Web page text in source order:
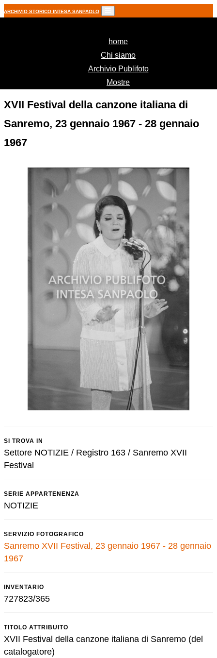
ARCHIVIO STORICO INTESA SANPAOLO
home(current)
Chi siamo
Archivio Publifoto
Mostre
XVII Festival della canzone italiana di
Sanremo, 23 gennaio 1967 - 28 gennaio
1967
SI TROVA IN
Settore NOTIZIE / Registro 163 / Sanremo XVII
Festival
SERIE APPARTENENZA
NOTIZIE
SERVIZIO FOTOGRAFICO
Sanremo XVII Festival, 23 gennaio 1967 - 28 gennaio
1967
INVENTARIO
727823/365
TITOLO ATTRIBUITO
XVII Festival della canzone italiana di Sanremo (del
catalogatore)